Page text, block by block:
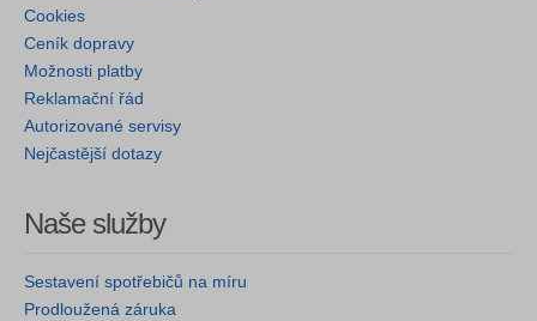
Cookies
Ceník dopravy
Možnosti platby
Reklamační řád
Autorizované servisy
Nejčastější dotazy
Naše služby
Sestavení spotřebičů na míru
Prodloužená záruka